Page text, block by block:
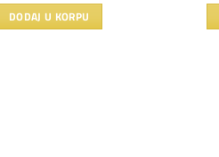
DODAJ U KORPU